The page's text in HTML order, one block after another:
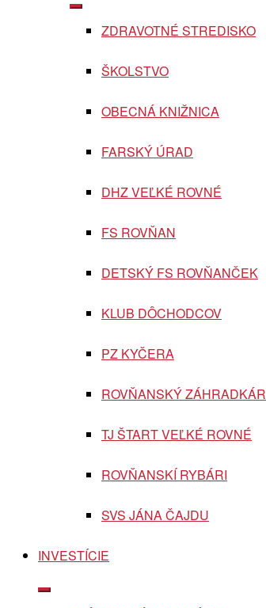
Show
menu ZDRAVOTNÉ STREDISKO
ŠKOLSTVO
OBECNÁ KNIŽNICA
FARSKÝ ÚRAD
DHZ VEĽKÉ ROVNÉ
FS ROVŇAN
DETSKÝ FS ROVŇANČEK
KLUB DÔCHODCOV
PZ KYČERA
ROVŇANSKÝ ZÁHRADKÁR
TJ ŠTART VEĽKÉ ROVNÉ
ROVŇANSKÍ RYBÁRI
SVS JÁNA ČAJDU
INVESTÍCIE
Show